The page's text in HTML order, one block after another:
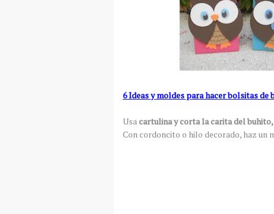
6 Ideas y moldes para hacer bolsitas de
Usacartulina y corta la carita del buhito,
Con cordoncito o hilo decorado, haz un